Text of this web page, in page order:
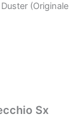
(Originale
Sx